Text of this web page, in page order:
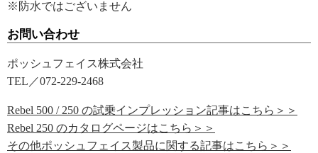
※防水ではございません
お問い合わせ
ポッシュフェイス株式会社
TEL／072-229-2468
Rebel 500 / 250 の試乗インプレッション記事はこちら＞＞
Rebel 250 のカタログページはこちら＞＞
その他ポッシュフェイス製品に関する記事はこちら＞＞